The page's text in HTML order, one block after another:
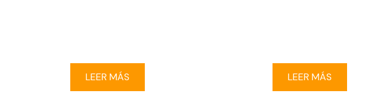
LEER MÁS LEER MÁS